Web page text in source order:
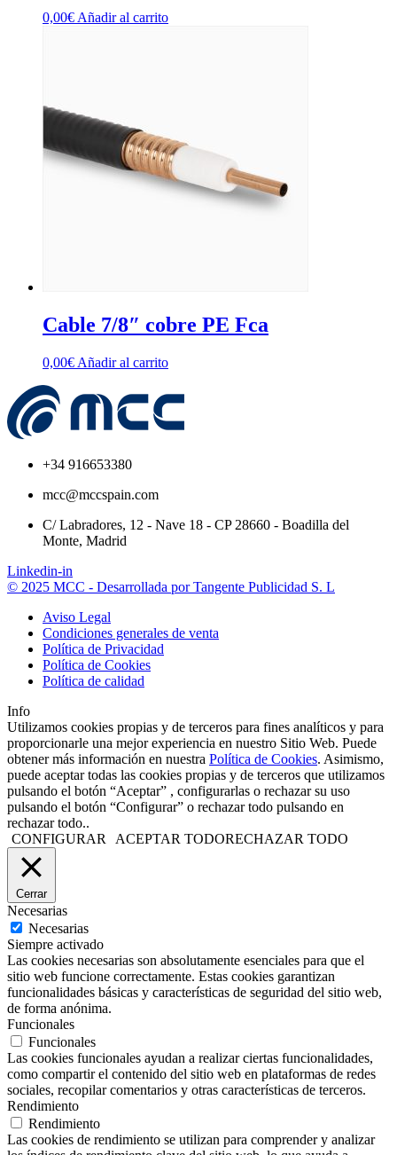
0,00€ Añadir al carrito
Cable 7/8″ cobre PE Fca
0,00€ Añadir al carrito
+34 916653380
mcc@mccspain.com
C/ Labradores, 12 - Nave 18 - CP 28660 - Boadilla del
Monte, Madrid
Linkedin-in
© 2025 MCC - Desarrollada por Tangente Publicidad S. L
Aviso Legal
Condiciones generales de venta
Política de Privacidad
Política de Cookies
Política de calidad
Info
Utilizamos cookies propias y de terceros para fines analíticos y para
proporcionarle una mejor experiencia en nuestro Sitio Web. Puede
obtener más información en nuestra Política de Cookies. Asimismo,
puede aceptar todas las cookies propias y de terceros que utilizamos
pulsando el botón “Aceptar” , configurarlas o rechazar su uso
pulsando el botón “Configurar” o rechazar todo pulsando en
rechazar todo..
CONFIGURAR
ACEPTAR TODORECHAZAR TODO
Cerrar
Necesarias
Necesarias
Siempre activado
Las cookies necesarias son absolutamente esenciales para que el
sitio web funcione correctamente. Estas cookies garantizan
funcionalidades básicas y características de seguridad del sitio web,
de forma anónima.
Funcionales
Funcionales
Las cookies funcionales ayudan a realizar ciertas funcionalidades,
como compartir el contenido del sitio web en plataformas de redes
sociales, recopilar comentarios y otras características de terceros.
Rendimiento
Rendimiento
Las cookies de rendimiento se utilizan para comprender y analizar